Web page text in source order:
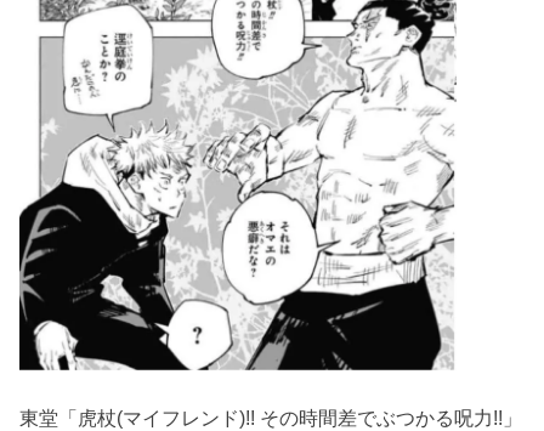
東堂「虎杖(マイフレンド)!! その時間差でぶつかる呪力!!」